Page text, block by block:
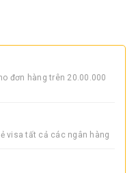
đơn hàng trên 20.00.000
visa tất cả các ngân hàng